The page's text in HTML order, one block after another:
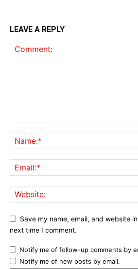
LEAVE A REPLY
Save my name, email, and website
next time I comment.
Notify me of follow-up comments by
Notify me of new posts by email.